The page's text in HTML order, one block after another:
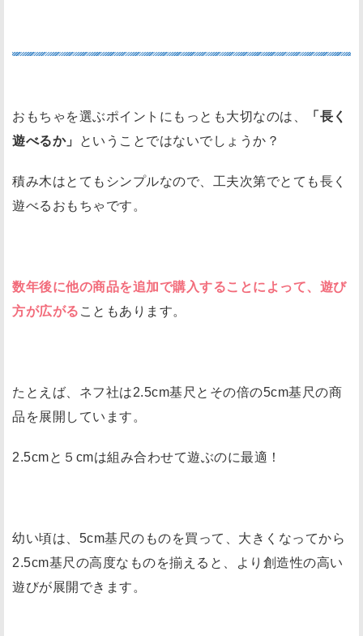
おもちゃを選ぶポイントにもっとも大切なのは、
「長く
遊べるか」
ということではないでしょうか？
積み木はとてもシンプルなので、工夫次第でとても長く
遊べるおもちゃです。
数年後に他の商品を追加で購入することによって、遊び
方が広がる こともあります。
たとえば、ネフ社は2.5cm基尺とその倍の5cm基尺の商
品を展開しています。
2.5cmと５cmは組み合わせて遊ぶのに最適！
幼い頃は、5cm基尺のものを買って、大きくなってから
2.5cm基尺の高度なものを揃えると、より創造性の高い
遊びが展開できます。